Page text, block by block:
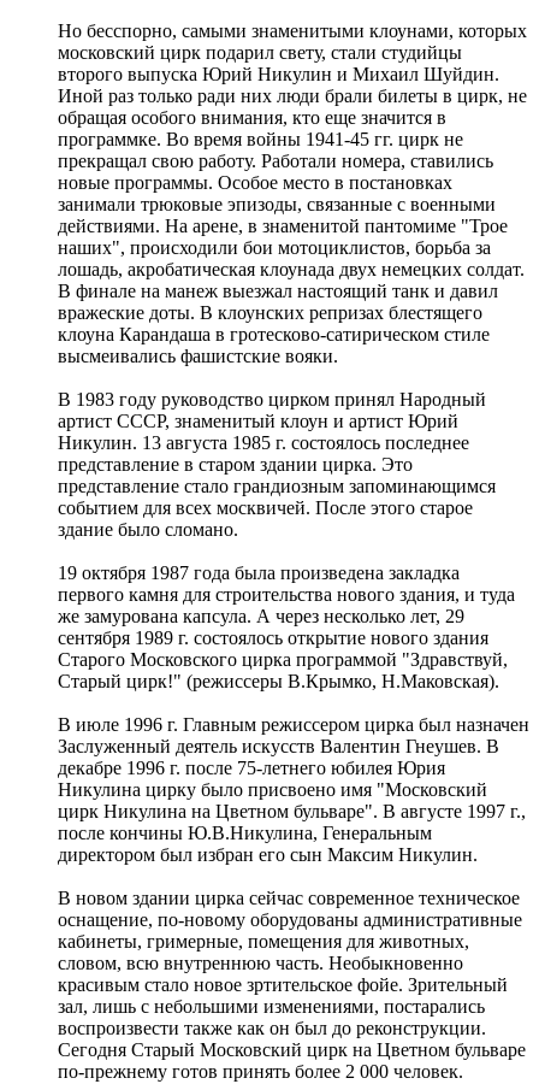
Но бесспорно, самыми знаменитыми клоунами, которых
московский цирк подарил свету, стали студийцы
второго выпуска Юрий Никулин и Михаил Шуйдин.
Иной раз только ради них люди брали билеты в цирк, не
обращая особого внимания, кто еще значится в
программке. Во время войны 1941-45 гг. цирк не
прекращал свою работу. Работали номера, ставились
новые программы. Особое место в постановках
занимали трюковые эпизоды, связанные с военными
действиями. На арене, в знаменитой пантомиме "Трое
наших", происходили бои мотоциклистов, борьба за
лошадь, акробатическая клоунада двух немецких солдат.
В финале на манеж выезжал настоящий танк и давил
вражеские доты. В клоунских репризах блестящего
клоуна Карандаша в гротесково-сатирическом стиле
высмеивались фашистские вояки.
В 1983 году руководство цирком принял Народный
артист СССР, знаменитый клоун и артист Юрий
Никулин. 13 августа 1985 г. состоялось последнее
представление в старом здании цирка. Это
представление стало грандиозным запоминающимся
событием для всех москвичей. После этого старое
здание было сломано.
19 октября 1987 года была произведена закладка
первого камня для строительства нового здания, и туда
же замурована капсула. А через несколько лет, 29
сентября 1989 г. состоялось открытие нового здания
Старого Московского цирка программой "Здравствуй,
Старый цирк!" (режиссеры В.Крымко, Н.Маковская).
В июле 1996 г. Главным режиссером цирка был назначен
Заслуженный деятель искусств Валентин Гнеушев. В
декабре 1996 г. после 75-летнего юбилея Юрия
Никулина цирку было присвоено имя "Московский
цирк Никулина на Цветном бульваре". В августе 1997 г.,
после кончины Ю.В.Никулина, Генеральным
директором был избран его сын Максим Никулин.
В новом здании цирка сейчас современное техническое
оснащение, по-новому оборудованы административные
кабинеты, гримерные, помещения для животных,
словом, всю внутреннюю часть. Необыкновенно
красивым стало новое зртительское фойе. Зрительный
зал, лишь с небольшими изменениями, постарались
воспроизвести также как он был до реконструкции.
Сегодня Старый Московский цирк на Цветном бульваре
по-прежнему готов принять более 2 000 человек.